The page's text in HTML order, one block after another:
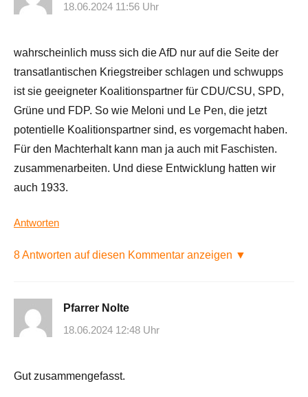
18.06.2024 11:56 Uhr
wahrscheinlich muss sich die AfD nur auf die Seite der
transatlantischen Kriegstreiber schlagen und schwupps
ist sie geeigneter Koalitionspartner für CDU/CSU, SPD,
Grüne und FDP. So wie Meloni und Le Pen, die jetzt
potentielle Koalitionspartner sind, es vorgemacht haben.
Für den Machterhalt kann man ja auch mit Faschisten.
zusammenarbeiten. Und diese Entwicklung hatten wir
auch 1933.
Antworten
8 Antworten auf diesen Kommentar anzeigen ▼
Pfarrer Nolte
18.06.2024 12:48 Uhr
Gut zusammengefasst.